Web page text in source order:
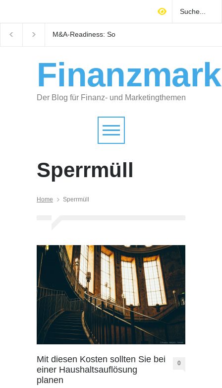
M&A-Readiness: So
Der Blog für Finanz- und Marketingthemen
Sperrmüll
Home Sperrmüll
Mit diesen Kosten sollten Sie bei
einer Haushaltsauflösung
planen
0